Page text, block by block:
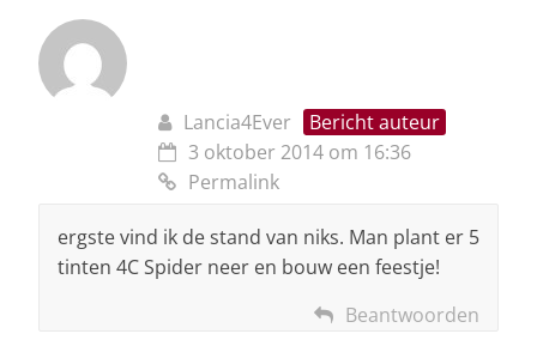
Lancia4Ever
Bericht auteur
3 oktober 2014 om 16:36
Permalink
ergste vind ik de stand van niks. Man plant er 5
tinten 4C Spider neer en bouw een feestje!
Beantwoorden